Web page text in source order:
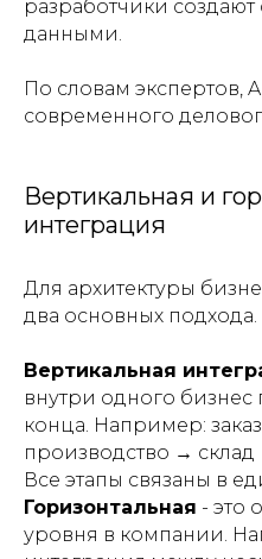
разработчики
данными.
По словам экспертов,
современного
Вертикальная и
интеграция
Для архитектуры
два основных подхода.
Вертикальная
внутри одного бизнес
конца. Например:
производство → склад
Все этапы связаны в
Горизонтальная - это
уровня в компании.